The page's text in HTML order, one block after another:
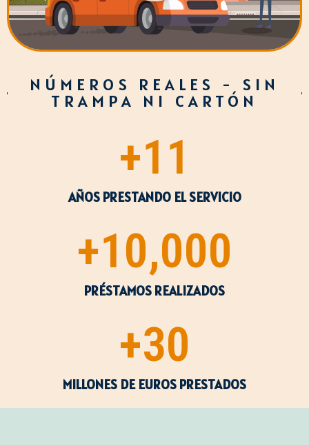
NÚMEROS REALES - SIN
TRAMPA NI CARTÓN
+11
AÑOS PRESTANDO EL SERVICIO
+10,000
PRÉSTAMOS REALIZADOS
+30
MILLONES DE EUROS PRESTADOS